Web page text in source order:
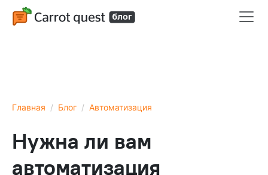
Главная Блог Автоматизация
Нужна ли вам
автоматизация